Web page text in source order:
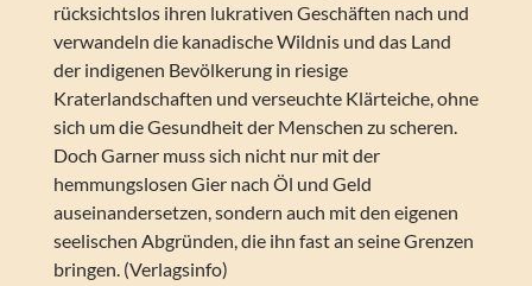
rücksichtslos ihren lukrativen Geschäften nach und
verwandeln die kanadische Wildnis und das Land
der indigenen Bevölkerung in riesige
Kraterlandschaften und verseuchte Klärteiche, ohne
sich um die Gesundheit der Menschen zu scheren.
Doch Garner muss sich nicht nur mit der
hemmungslosen Gier nach Öl und Geld
auseinandersetzen, sondern auch mit den eigenen
seelischen Abgründen, die ihn fast an seine Grenzen
bringen. (Verlagsinfo)